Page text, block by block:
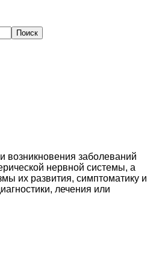
возникновения заболеваний
нервной системы, а
их развития, симптоматику и
лечения или